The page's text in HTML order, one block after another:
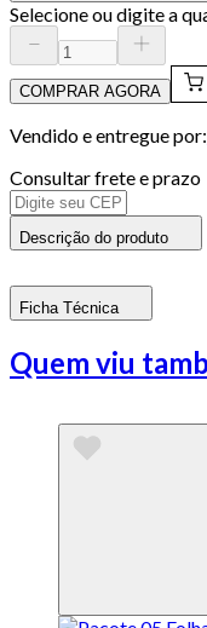
Selecione ou digite a
COMPRAR AGORA
Vendido e entregue por:
Consultar frete e prazo
Descrição do produto
Ficha Técnica
Quem viu